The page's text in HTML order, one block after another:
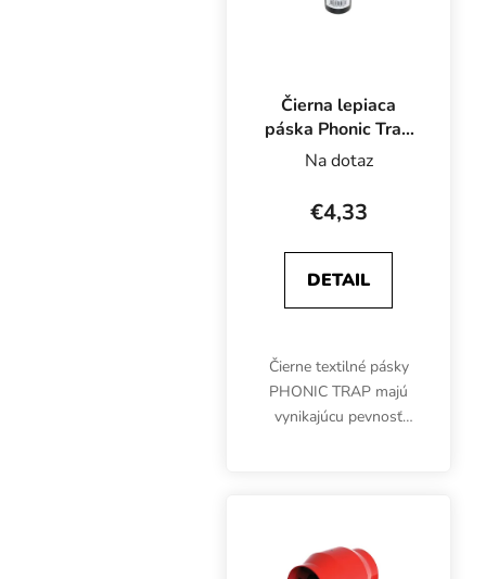
Čierna lepiaca
páska Phonic Trap
Tape - 50 mm x 5
Na dotaz
€4,33
DETAIL
Čierne textilné pásky
PHONIC TRAP majú
vynikajúcu pevnosť
potrubia a hydroizoláciu
PHONIC TRAP. 5 m...